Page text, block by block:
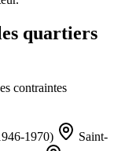
quartiers
contraintes
1970)
Saint-